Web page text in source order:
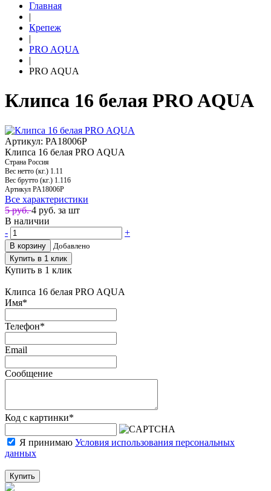
Главная
|
Крепеж
|
PRO AQUA
|
PRO AQUA
Клипса 16 белая PRO AQUA
Артикул: PA18006P
Клипса 16 белая PRO AQUA
Страна Россия
Вес нетто (кг.) 1.11
Вес брутто (кг.) 1.116
Артикул PA18006P
Все характеристики
5 руб.4 руб. за шт
В наличии
-
+
В корзину
Добавлено
Купить в 1 клик
Купить в 1 клик
Клипса 16 белая PRO AQUA
Имя*
Телефон*
Email
Сообщение
Код с картинки*
Я принимаю Условия использования персональных
данных
Купить